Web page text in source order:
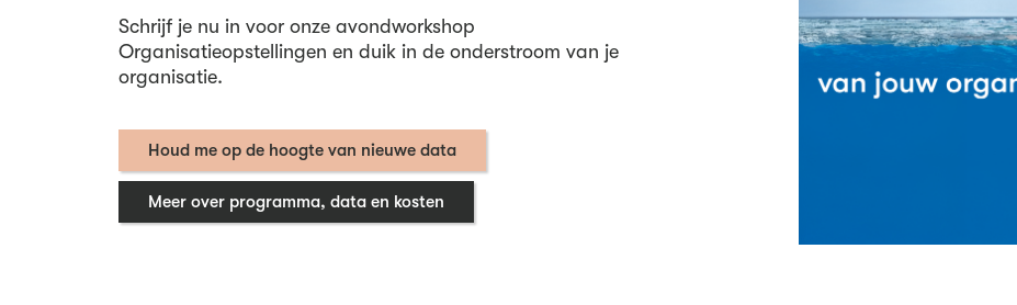
Schrijf je nu in voor onze avondworkshop
Organisatieopstellingen en duik in de onderstroom van je
organisatie.
Houd me op de hoogte van nieuwe data
Meer over programma, data en kosten